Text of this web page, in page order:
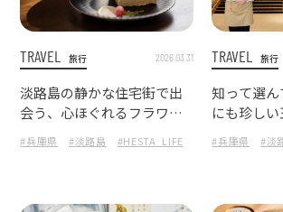
TRAVEL 旅行 2026.03.31
淡路島の静かな住宅街で出
会う、心ほぐれるフラワー
アートとバスクチーズケー
キ
#兵庫県 #淡路島 #HESTA_LIFE #カフェ巡り #淡
TRAVEL 旅行
知って選
にも珍し
トショッ
ぎ専門店」
#兵庫県 #淡